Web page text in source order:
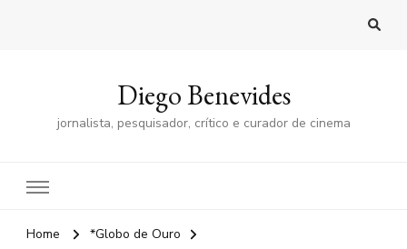
Diego Benevides
jornalista, pesquisador, crítico e curador de cinema
Home
*Globo de Ouro